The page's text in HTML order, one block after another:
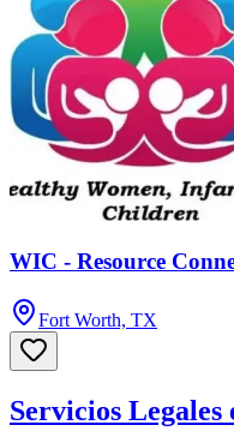
WIC - Resource
Fort Worth, TX
Servicios